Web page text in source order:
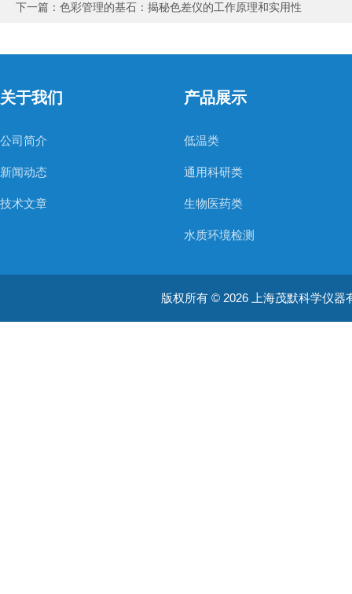
下一篇： 色彩管理的基石：揭秘色差仪的工作原理和实用性
关于我们
公司简介
新闻动态
技术文章
产品展示
低温类
通用科研类
生物医药类
水质环境检测
大型分析设备
版权所有 © 2026 上海茂默科学仪